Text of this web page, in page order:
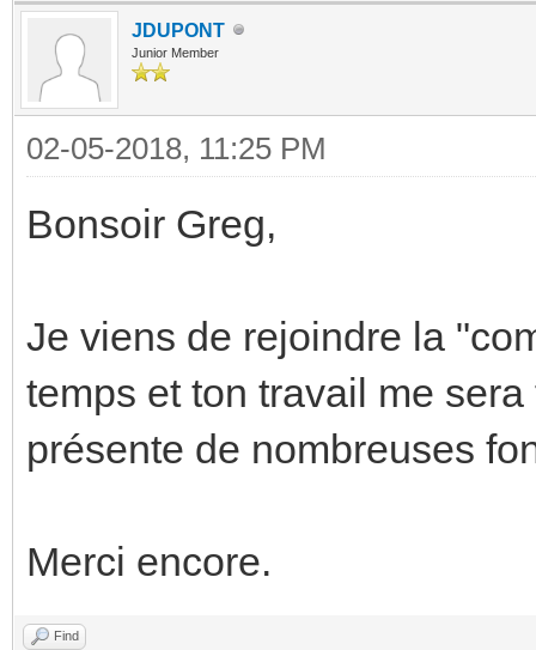
JDUPONT
Junior Member
02-05-2018, 11:25 PM
Bonsoir Greg,
Je viens de rejoindre la
temps et ton travail me
présente de nombreuses
Merci encore.
Find